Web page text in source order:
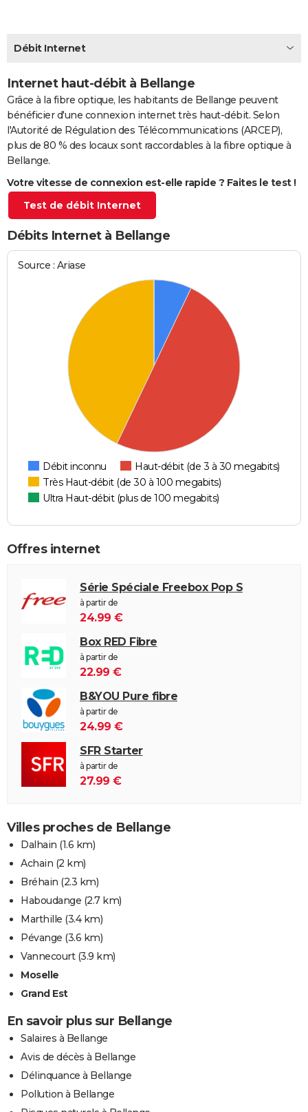
GUIDES D'ACHAT
CARTE DE VOEUX
Carte de Noël
Carte Bonne année
Carte Saint-Valentin
Carte Pâques
Carte d'anniversaire
DICTIONNAIRE
Biographies
Expressions
PROGRAMME TV
COPAINS D'AVANT
S'inscrire
Se connecter
Lycées
Collèges
Primaires
Universités
Entreprises
Service militaire
Avis de recherche
AVIS DE DÉCÈS
FORUM
Bricolage
Lifestyle
Culture
Sport
Auto
Television
Voyage
Cinema
Débit Internet
Internet haut-débit à Bellange
Grâce à la fibre optique, les habitants de Bellange peuvent
bénéficier d'une connexion internet très haut-débit. Selon
l'Autorité de Régulation des Télécommunications (ARCEP),
plus de 80 % des locaux sont raccordables à la fibre optique à
Bellange.
Votre vitesse de connexion est-elle rapide ? Faites le test !
Test de débit Internet
Débits Internet à Bellange
Source : Ariase
Débit inconnu
Haut-débit (de 3 à 30 megabits)
Très Haut-débit (de 30 à 100 megabits)
Ultra Haut-débit (plus de 100 megabits)
Offres internet
Série Spéciale Freebox Pop S
à partir de
24.99 €
Box RED Fibre
à partir de
22.99 €
B&YOU Pure fibre
à partir de
24.99 €
SFR Starter
à partir de
27.99 €
Villes proches de Bellange
Dalhain (1.6 km)
Achain (2 km)
Bréhain (2.3 km)
Haboudange (2.7 km)
Marthille (3.4 km)
Pévange (3.6 km)
Vannecourt(3.9 km)
Moselle
Grand Est
En savoir plus sur Bellange
Salaires à Bellange
Avis de décès à Bellange
Délinquance à Bellange
Pollution à Bellange